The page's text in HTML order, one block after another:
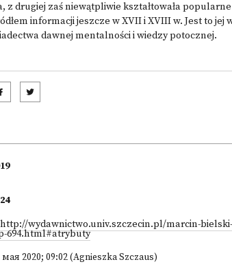
z drugiej zaś niewątpliwie kształtowała
informacji jeszcze w XVII i XVIII w. Jest to
dawnej mentalności i wiedzy potocznej.
http://wydawnictwo.univ.szczecin.pl/marcin-
694.html#atrybuty
мая 2020; 09:02 (Agnieszka Szczaus)